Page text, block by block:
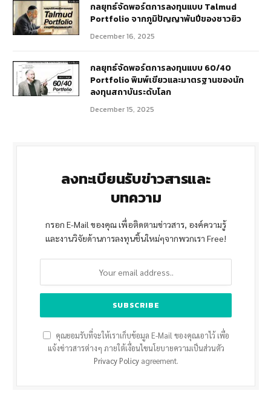
กลยุทธ์จัดพอร์ตการลงทุนแบบ Talmud
Portfolio จากภูมิปัญญาพันปีของชาวยิว
December 16, 2025
กลยุทธ์จัดพอร์ตการลงทุนแบบ 60/40
Portfolio พิมพ์เขียวและมาตรฐานของนัก
ลงทุนสถาบันระดับโลก
December 15, 2025
ลงทะเบียนรับข่าวสารและ
บทความ
กรอก E-Mail ของคุณ เพื่อติดตามข่าวสาร, องค์ความรู้
และงานวิจัยด้านการลงทุนชิ้นใหม่ๆจากพวกเรา Free!
คุณยอมรับที่จะให้เราเก็บข้อมูล E-Mail ของคุณเอาไว้ เพื่อ
แจ้งข่าวสารต่างๆ ภายใต้เงื่อนไขนโยบายความเป็นส่วนตัว
Privacy Policyagreement.